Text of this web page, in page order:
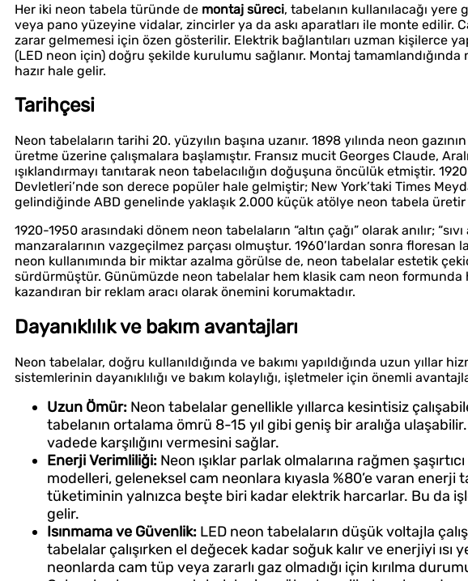
Her iki neon tabela türünde de montaj süreci, tabelanın kullanılacağı
veya pano yüzeyine vidalar, zincirler ya da askı aparatları ile monte edilir.
zarar gelmemesi için özen gösterilir. Elektrik bağlantıları uzman kişilerce
(LED neon için) doğru şekilde kurulumu sağlanır. Montaj
hazır hale gelir.
Tarihçesi
Neon tabelaların tarihi 20. yüzyılın başına uzanır. 1898 yılında neon
üretme üzerine çalışmalara başlamıştır. Fransız mucit Georges Claude,
ışıklandırmayı tanıtarak neon tabelacılığın doğuşuna öncülük etmiştir.
Devletleri’nde son derece popüler hale gelmiştir; New York’taki Times
gelindiğinde ABD genelinde yaklaşık 2.000 küçük atölye neon tabela üretir
1920-1950 arasındaki dönem neon tabelaların “altın çağı” olarak anılır;
manzaralarının vazgeçilmez parçası olmuştur. 1960’lardan sonra
neon kullanımında bir miktar azalma görülse de, neon tabelalar estetik
sürdürmüştür. Günümüzde neon tabelalar hem klasik cam neon
kazandıran bir reklam aracı olarak önemini korumaktadır.
Dayanıklılık ve bakım avantajları
Neon tabelalar, doğru kullanıldığında ve bakımı yapıldığında uzun
sistemlerinin dayanıklılığı ve bakım kolaylığı, işletmeler için önemli
Uzun Ömür: Neon tabelalar genellikle yıllarca kesintisiz
tabelanın ortalama ömrü 8-15 yıl gibi geniş bir aralığa
vadede karşılığını vermesini sağlar.
Enerji Verimliliği: Neon ışıklar parlak olmalarına rağmen
modelleri, geleneksel cam neonlara kıyasla %80’e varan
tüketiminin yalnızca beşte biri kadar elektrik harcarlar. Bu da
gelir.
Isınmama ve Güvenlik: LED neon tabelaların düşük voltajla
tabelalar çalışırken el değecek kadar soğuk kalır ve enerjiyi ısı
neonlarda cam tüp veya zararlı gaz olmadığı için kırılma